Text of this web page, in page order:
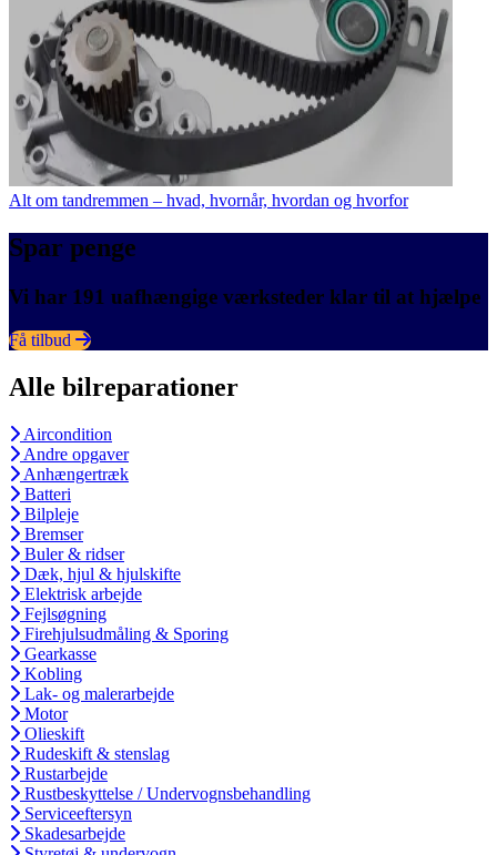
Alt om tandremmen – hvad, hvornår, hvordan og hvorfor
Spar penge
Vi har 191 uafhængige værksteder klar til at hjælpe
Få tilbud
Alle bilreparationer
Aircondition
Andre opgaver
Anhængertræk
Batteri
Bilpleje
Bremser
Buler & ridser
Dæk, hjul & hjulskifte
Elektrisk arbejde
Fejlsøgning
Firehjulsudmåling & Sporing
Gearkasse
Kobling
Lak- og malerarbejde
Motor
Olieskift
Rudeskift & stenslag
Rustarbejde
Rustbeskyttelse / Undervognsbehandling
Serviceeftersyn
Skadesarbejde